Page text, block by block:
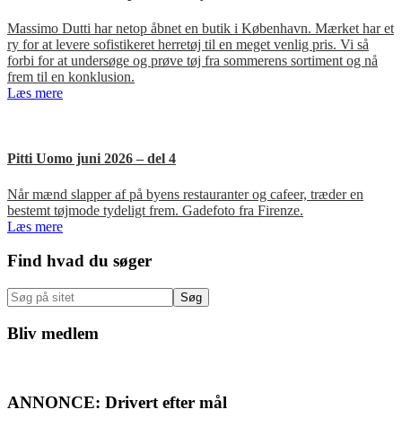
Massimo Dutti har netop åbnet en butik i København. Mærket har et
ry for at levere sofistikeret herretøj til en meget venlig pris. Vi så
forbi for at undersøge og prøve tøj fra sommerens sortiment og nå
frem til en konklusion.
Læs mere
Pitti Uomo juni 2026 – del 4
Når mænd slapper af på byens restauranter og cafeer, træder en
bestemt tøjmode tydeligt frem. Gadefoto fra Firenze.
Læs mere
Primær
Sidebar
Find hvad du søger
Søg
på
sitet
Bliv medlem
ANNONCE: Drivert efter mål